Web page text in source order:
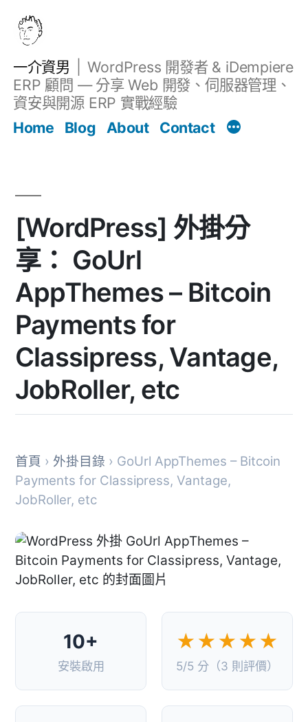
一介資男
WordPress 開發者 & iDempiere
ERP 顧問 — 分享 Web 開發、伺服器管理、
資安與開源 ERP 實戰經驗
Home
Blog About Contact
[WordPress] 外掛分
享： GoUrl
AppThemes – Bitcoin
Payments for
Classipress, Vantage,
JobRoller, etc
首頁 › 外掛目錄 › GoUrl AppThemes – Bitcoin
Payments for Classipress, Vantage,
JobRoller, etc
10+
安裝啟用
★★★★★
5/5 分（3 則評價）
文章